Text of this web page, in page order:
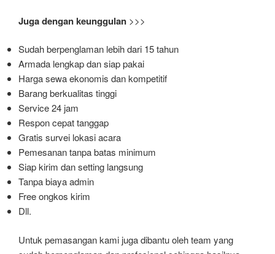
Juga dengan keunggulan >>>
Sudah berpenglaman lebih dari 15 tahun
Armada lengkap dan siap pakai
Harga sewa ekonomis dan kompetitif
Barang berkualitas tinggi
Service 24 jam
Respon cepat tanggap
Gratis survei lokasi acara
Pemesanan tanpa batas minimum
Siap kirim dan setting langsung
Tanpa biaya admin
Free ongkos kirim
Dll.
Untuk pemasangan kami juga dibantu oleh team yang